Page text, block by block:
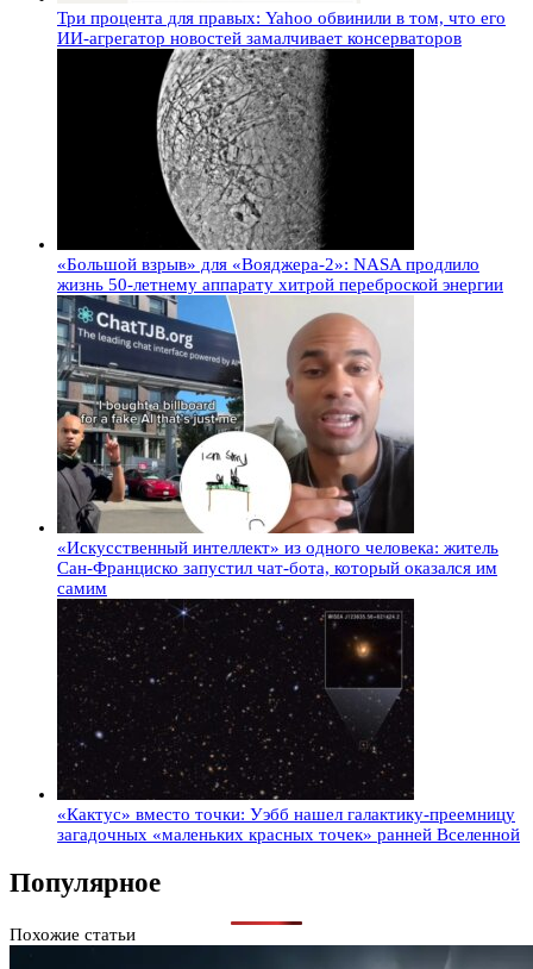
Три процента для правых: Yahoo обвинили в том, что его
ИИ-агрегатор новостей замалчивает консерваторов
«Большой взрыв» для «Вояджера-2»: NASA продлило
жизнь 50-летнему аппарату хитрой переброской энергии
«Искусственный интеллект» из одного человека: житель
Сан-Франциско запустил чат-бота, который оказался им
самим
«Кактус» вместо точки: Уэбб нашел галактику-преемницу
загадочных «маленьких красных точек» ранней Вселенной
Популярное
Похожие статьи